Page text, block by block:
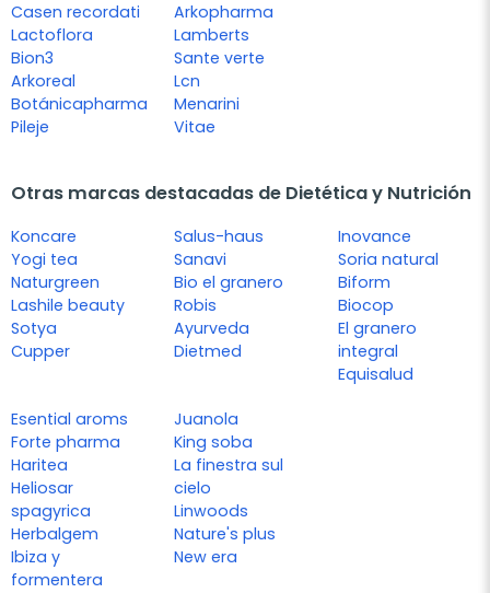
Casen recordati
Lactoflora
Bion3
Arkoreal
Botánicapharma
Pileje
Arkopharma
Lamberts
Sante verte
Lcn
Menarini
Vitae
Otras marcas destacadas de Dietética y Nutrición
Koncare
Yogi tea
Naturgreen
Lashile beauty
Sotya
Cupper
Salus-haus
Sanavi
Bio el granero
Robis
Ayurveda
Dietmed
Inovance
Soria natural
Biform
Biocop
El granero
integral
Equisalud
Esential aroms
Forte pharma
Haritea
Heliosar
spagyrica
Herbalgem
Ibiza y
formentera
Juanola
King soba
La finestra sul
cielo
Linwoods
Nature's plus
New era